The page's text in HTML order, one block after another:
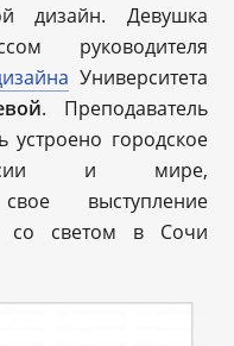
дизайн. Девушка
руководителя
Университета
. Преподаватель
устроено городское
и мире,
выступление
со светом в Сочи